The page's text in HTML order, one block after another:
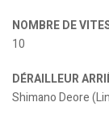
NOMBRE DE
10
DÉRAILLEUR
Shimano Deore